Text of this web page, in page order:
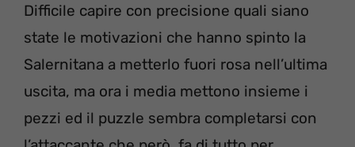
Difficile capire con precisione quali siano
state le motivazioni che hanno spinto la
Salernitana a metterlo fuori rosa nell’ultima
uscita, ma ora i media mettono insieme i
pezzi ed il puzzle sembra completarsi con